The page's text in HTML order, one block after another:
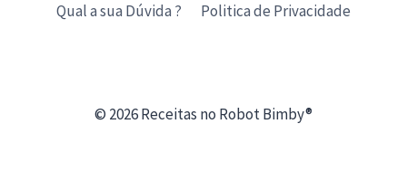
Qual a sua Dúvida ?
Politica de Privacidade
© 2026 Receitas no Robot Bimby®